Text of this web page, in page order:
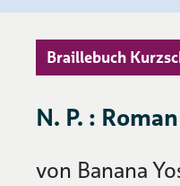
Braillebuch
N. P. : Roman
von Banana